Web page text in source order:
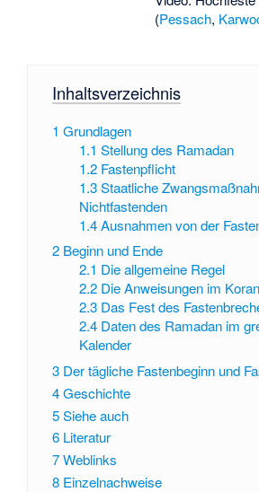
(Pessach,
Inhaltsverzeichnis
1 Grundlagen
1.1 Stellung des Ramadan
1.2 Fastenpflicht
1.3 Staatliche
Nichtfastenden
1.4 Ausnahmen von der
2 Beginn und Ende
2.1 Die allgemeine Regel
2.2 Die Anweisungen im Koran
2.3 Das Fest des
2.4 Daten des Ramadan im
Kalender
3 Der tägliche Fastenbeginn und
4Geschichte
5Siehe auch
6 Literatur
7Weblinks
8 Einzelnachweise